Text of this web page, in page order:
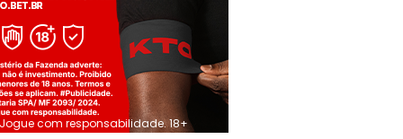
Jogue com responsabilidade. 18+